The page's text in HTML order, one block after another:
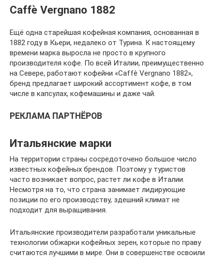
Caffè Vergnano 1882
Ещё одна старейшая кофейная компания, основанная в
1882 году в Кьери, недалеко от Турина. К настоящему
времени марка выросла не просто в крупного
производителя кофе. По всей Италии, преимущественно
на Севере, работают кофейни «Caffè Vergnano 1882»,
бренд предлагает широкий ассортимент кофе, в том
числе в капсулах, кофемашины и даже чай.
РЕКЛАМА ПАРТНЁРОВ
Итальянские марки
На территории страны сосредоточено большое число
известных кофейных брендов. Поэтому у туристов
часто возникает вопрос, растет ли кофе в Италии.
Несмотря на то, что страна занимает лидирующие
позиции по его производству, здешний климат не
подходит для выращивания.
Итальянские производители разработали уникальные
технологии обжарки кофейных зерен, которые по праву
считаются лучшими в мире. Они в совершенстве освоили